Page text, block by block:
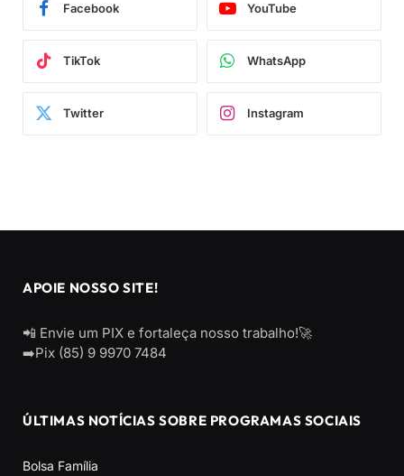
Facebook YouTube
TikTok WhatsApp
Twitter Instagram
APOIE NOSSO SITE!
📲 Envie um PIX e fortaleça nosso trabalho!🚀
➡️Pix (85) 9 9970 7484
ÚLTIMAS NOTÍCIAS SOBRE PROGRAMAS SOCIAIS
Bolsa Família